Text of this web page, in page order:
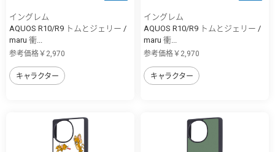
イングレム
AQUOS R10/R9 トムとジェリー /
maru 衝...
参考価格￥2,970
キャラクター
イングレム
AQUOS R10/R9 トムとジェリー /
maru 衝...
参考価格￥2,970
キャラクター